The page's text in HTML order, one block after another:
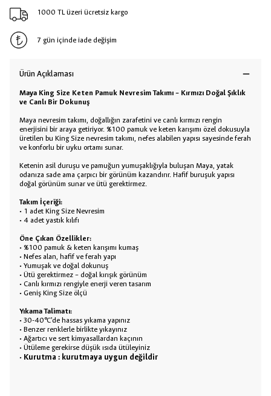
1000 TL üzeri ücretsiz kargo
7 gün içinde iade değişim
Ürün Açıklaması
Maya King Size Keten Pamuk Nevresim Takımı – Kırmızı Doğal Şıklık
ve Canlı Bir Dokunuş
Maya nevresim takımı, doğallığın zarafetini ve canlı kırmızı rengin
enerjisini bir araya getiriyor. %100 pamuk ve keten karışımı özel dokusuyla
üretilen bu King Size nevresim takımı, nefes alabilen yapısı sayesinde ferah
ve konforlu bir uyku ortamı sunar.
Ketenin asil duruşu ve pamuğun yumuşaklığıyla buluşan Maya, yatak
odanıza sade ama çarpıcı bir görünüm kazandırır. Hafif buruşuk yapısı
doğal görünüm sunar ve ütü gerektirmez.
Takım İçeriği:
• 1 adet King Size Nevresim
• 4 adet yastık kılıfı
Öne Çıkan Özellikler:
• %100 pamuk & keten karışımı kumaş
• Nefes alan, hafif ve ferah yapı
• Yumuşak ve doğal dokunuş
• Ütü gerektirmez – doğal kırışık görünüm
• Canlı kırmızı rengiyle enerji veren tasarım
• Geniş King Size ölçü
Yıkama Talimatı:
• 30-40°C’de hassas yıkama yapınız
• Benzer renklerle birlikte yıkayınız
• Ağartıcı ve sert kimyasallardan kaçının
• Ütüleme gerekirse düşük ısıda ütüleyiniz
• Kurutma : kurutmaya uygun değildir